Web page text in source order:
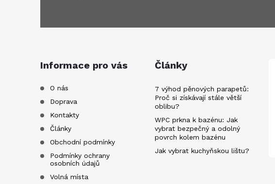
Informace pro vás
O nás
Doprava
Kontakty
Články
Obchodní podmínky
Podmínky ochrany
osobních údajů
Volná místa
Články
7 výhod pěnových parapetů:
Proč si získávají stále větší
oblibu?
WPC prkna k bazénu: Jak
vybrat bezpečný a odolný
povrch kolem bazénu
Jak vybrat kuchyňskou lištu?